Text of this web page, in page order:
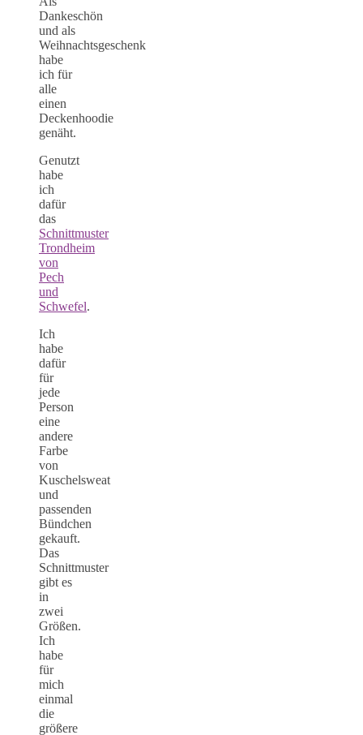
Dankeschön
und als
Weihnachtsgeschenk
habe
ich für
alle
einen
Deckenhoodie
genäht.
Genutzt
habe
ich
dafür
das
Schnittmuster
Trondheim
von
Pech
und
Schwefel.
Ich
habe
dafür
für
jede
Person
eine
andere
Farbe
von
Kuschelsweat
und
passenden
Bündchen
gekauft.
Das
Schnittmuster
gibt es
in
zwei
Größen.
Ich
habe
für
mich
einmal
die
größere